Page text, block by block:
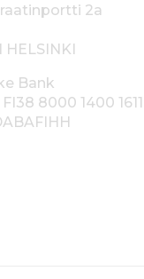
2a
HELSINKI
Bank
FI38 8000 1400